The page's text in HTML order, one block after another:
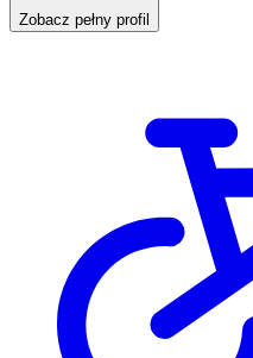
Zobacz pełny profil